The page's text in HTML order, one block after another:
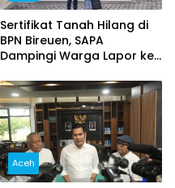
Sertifikat Tanah Hilang di
BPN Bireuen, SAPA
Dampingi Warga Lapor ke
Aceh